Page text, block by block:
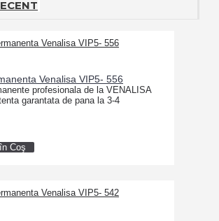
Venalisa VIP5- 556
profesionala de la VENALISA
garantata de pana la 3-4
Coş